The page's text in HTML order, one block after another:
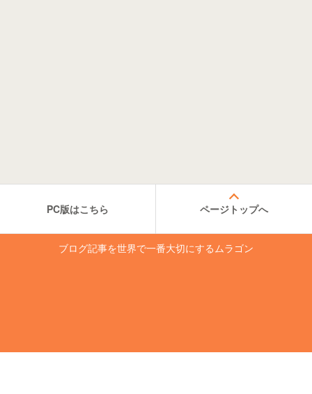
PC版はこちら ページトップへ
ブログ記事を世界で一番大切にするムラゴン